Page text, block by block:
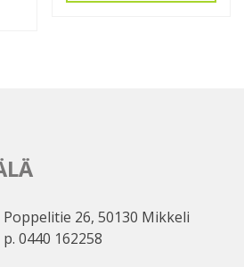
Poppelitie 26, 50130 Mikkeli
p. 0440 162258